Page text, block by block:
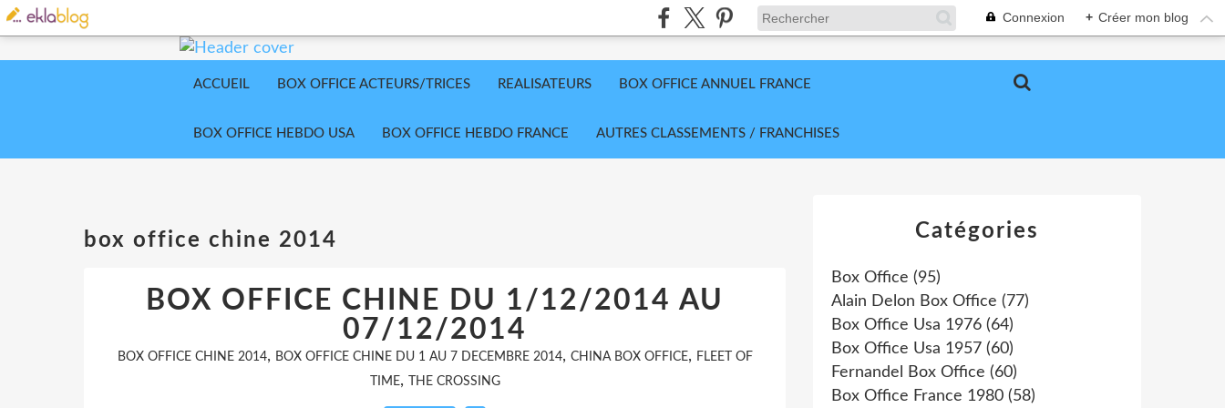
Connexion + Créer mon blog
ACCUEIL BOX OFFICE ACTEURS/TRICES REALISATEURS BOX OFFICE ANNUEL FRANCE
BOX OFFICE HEBDO USA BOX OFFICE HEBDO FRANCE AUTRES CLASSEMENTS / FRANCHISES
box office chine 2014
BOX OFFICE CHINE DU 1/12/2014 AU
07/12/2014
BOX OFFICE CHINE 2014, BOX OFFICE CHINE DU 1 AU 7 DECEMBRE 2014, CHINA BOX OFFICE, FLEET OF
TIME, THE CROSSING
Catégories
Box Office (95)
Alain Delon Box Office (77)
Box Office Usa 1976 (64)
Box Office Usa 1957 (60)
Fernandel Box Office (60)
Box Office France 1980 (58)